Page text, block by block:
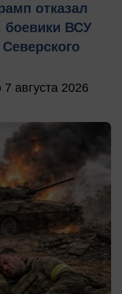
отказал
боевики ВСУ
августа 2026